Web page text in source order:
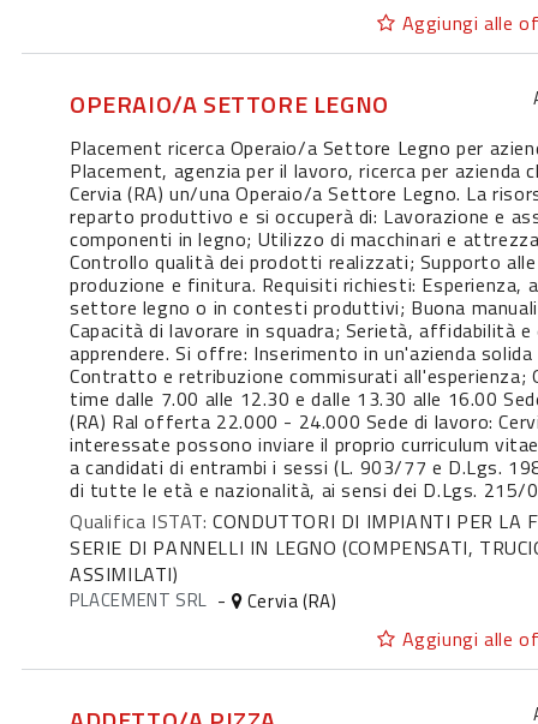
Aggiungi alle
OPERAIO/A SETTORE LEGNO
Placement ricerca Operaio/a Settore Legno per
Placement, agenzia per il lavoro, ricerca per azienda
Cervia (RA) un/una Operaio/a Settore Legno. La
reparto produttivo e si occuperà di: Lavorazione e
componenti in legno; Utilizzo di macchinari e
Controllo qualità dei prodotti realizzati; Supporto
produzione e finitura. Requisiti richiesti: Esperienza,
settore legno o in contesti produttivi; Buona
Capacità di lavorare in squadra; Serietà, affidabilità
apprendere. Si offre: Inserimento in un'azienda
Contratto e retribuzione commisurati all'esperienza;
time dalle 7.00 alle 12.30 e dalle 13.30 alle 16.00
(RA) Ral offerta 22.000 - 24.000 Sede di lavoro:
interessate possono inviare il proprio curriculum
a candidati di entrambi i sessi (L. 903/77 e D.Lgs.
di tutte le età e nazionalità, ai sensi dei D.Lgs. 215/
Qualifica ISTAT: CONDUTTORI DI IMPIANTI PER LA
SERIE DI PANNELLI IN LEGNO (COMPENSATI,
ASSIMILATI)
PLACEMENT SRL - Cervia (RA)
Aggiungi alle